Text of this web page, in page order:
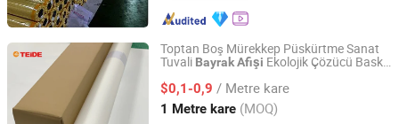
Toptan Boş Mürekkep Püskürtme Sanat
Tuvali BayrakAfişi Ekolojik Çözücü Baskı
$0,1-0,9 / Metre kare
1 Metre kare (MOQ)
Suzhou Teide Inkjet Material Ltd.
Jiangsu, China Fiyat 2010